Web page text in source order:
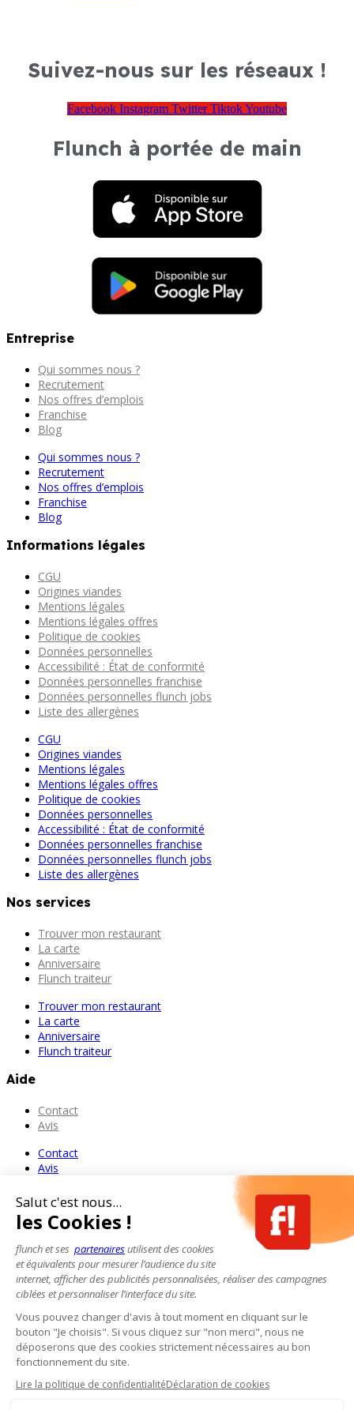
Suivez-nous sur les réseaux !
Facebook Instagram Twitter TiktokYoutube
Flunch à portée de main
Entreprise
Qui sommes nous ?
Recrutement
Nos offres d’emplois
Franchise
Blog
Qui sommes nous ?
Recrutement
Nos offres d’emplois
Franchise
Blog
Informations légales
CGU
Origines viandes
Mentions légales
Mentions légales offres
Politique de cookies
Données personnelles
Accessibilité : État de conformité
Données personnelles franchise
Données personnelles flunch jobs
Liste des allergènes
CGU
Origines viandes
Mentions légales
Mentions légales offres
Politique de cookies
Données personnelles
Accessibilité : État de conformité
Données personnelles franchise
Données personnelles flunch jobs
Liste des allergènes
Nos services
Trouver mon restaurant
La carte
Anniversaire
Flunch traiteur
Trouver mon restaurant
La carte
Anniversaire
Flunch traiteur
Aide
Contact
Avis
Contact
Avis
Salut c'est nous...
les Cookies !
flunch et ses partenairesutilisent des cookies
et équivalents pour mesurer l’audience du site
internet, afficher des publicités personnalisées, réaliser des campagnes
ciblées et personnaliser l’interface du site.
Vous pouvez changer d'avis à tout moment en cliquant sur le
bouton "Je choisis". Si vous cliquez sur "non merci", nous ne
déposerons que des cookies strictement nécessaires au bon
fonctionnement du site.
Lire la politique de confidentialitéDéclaration de cookies